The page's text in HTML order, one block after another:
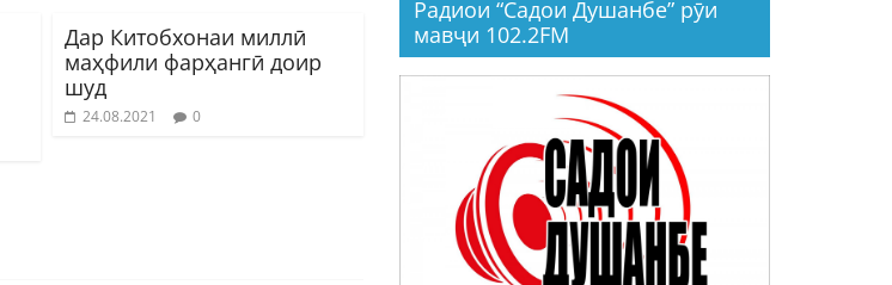
Дар Китобхонаи миллӣ
маҳфили фарҳангӣ доир
шуд
24.08.2021 0
Радиои “Садои Душанбе” рӯи
мавҷи 102.2FM